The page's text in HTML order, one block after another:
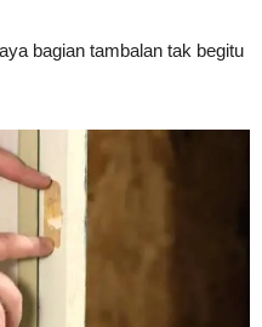
bagian tambalan tak begitu